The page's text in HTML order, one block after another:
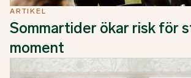
ARTIKEL
Sommartider ökar risk för
moment